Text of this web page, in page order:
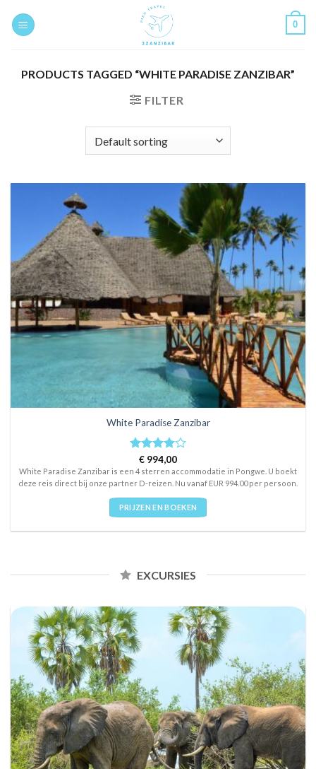
0
PRODUCTS TAGGED “WHITE PARADISE ZANZIBAR”
FILTER
White Paradise Zanzibar
Rated4
out of 5
€ 994,00
White Paradise Zanzibar is een 4 sterren accommodatie in Pongwe. U boekt
deze reis direct bij onze partner D-reizen. Nu vanaf EUR 994.00 per persoon.
PRIJZEN EN BOEKEN
EXCURSIES